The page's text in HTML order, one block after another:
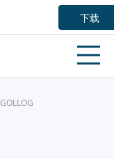
下载
GOLLOG